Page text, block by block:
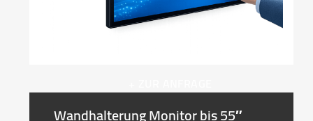
Wandhalterung Monitor bis 55″